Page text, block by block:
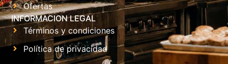
Ofertas
INFORMACION LEGAL
Términos y condiciones
Política de privacidad